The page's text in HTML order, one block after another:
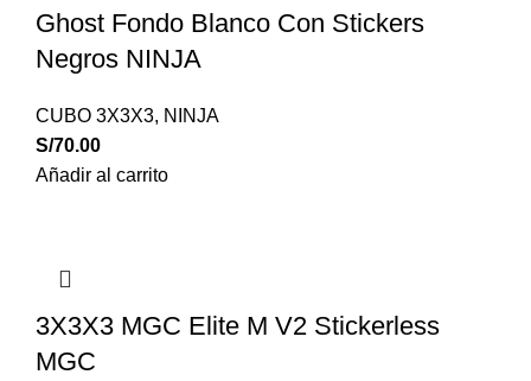
Ghost Fondo Blanco Con Stickers
Negros NINJA
CUBO 3X3X3, NINJA
S/70.00
Añadir al carrito
3X3X3 MGC Elite M V2 Stickerless
MGC